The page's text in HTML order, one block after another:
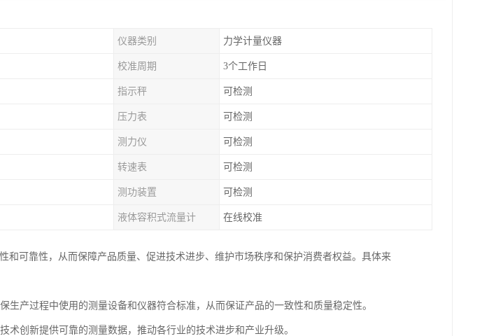
仪器类别 力学计量仪器
校准周期 3个工作日
指示秤 可检测
压力表 可检测
测力仪 可检测
转速表 可检测
测功装置 可检测
液体容积式流量计 在线校准
和可靠性，从而保障产品质量、促进技术进步、维护市场秩序和保护消费者权益。具体来
生产过程中使用的测量设备和仪器符合标准，从而保证产品的一致性和质量稳定性。
术创新提供可靠的测量数据，推动各行业的技术进步和产业升级。